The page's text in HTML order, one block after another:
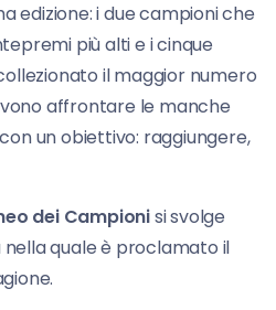
edizione: i due campioni che
più alti e i cinque
il maggior numero
affrontare le manche
un obiettivo: raggiungere,
dei Campionisi svolge
nella quale è proclamato il